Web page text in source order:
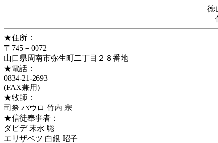
徳
★住所：
〒745－0072
山口県周南市弥生町二丁目２８番地
★電話：
0834-21-2693
(FAX兼用)
★牧師：
司祭 パウロ 竹内 宗
★信徒奉事者：
ダビデ 末永 聡
エリザベツ 白銀 昭子